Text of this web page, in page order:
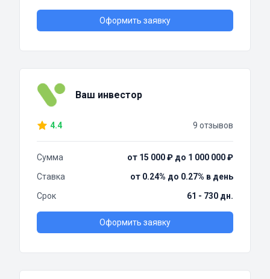
Оформить заявку
Ваш инвестор
4.4 9 отзывов
Сумма
от 15 000 ₽ до 1 000 000 ₽
Ставка
от 0.24% до 0.27% в день
Срок
61 - 730 дн.
Оформить заявку